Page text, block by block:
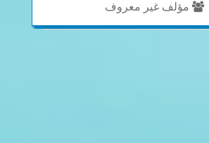
مؤلف غير معروف